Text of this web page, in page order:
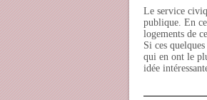
Le service
publique. En
logements de
Si ces
qui en ont le
idée